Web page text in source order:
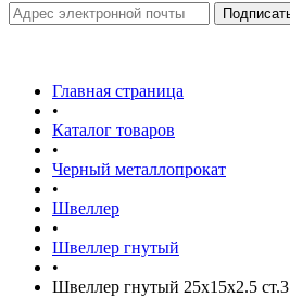
Главная страница
•
Каталог товаров
•
Черный металлопрокат
•
Швеллер
•
Швеллер гнутый
•
Швеллер гнутый 25х15х2.5 ст.3